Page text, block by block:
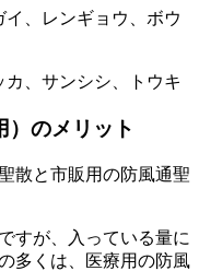
イ、レンギョウ、ボウ
カ、サンシシ、トウキ
）のメリット
散と市販用の防風通聖
ですが、
入っている量に
多くは、医療用の防風